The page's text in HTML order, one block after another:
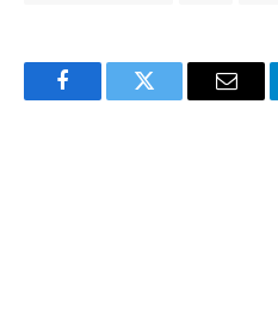
FacebookTwitter Email